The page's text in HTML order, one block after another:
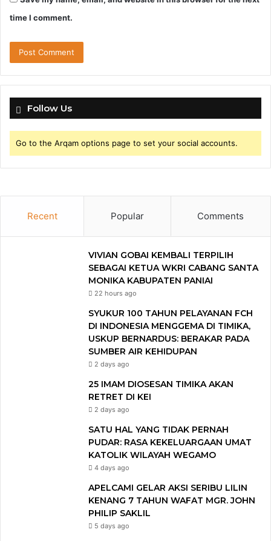
time I comment.
Follow Us
Go to the Arqam options page to set your social accounts.
Recent Popular Comments
VIVIAN GOBAI KEMBALI TERPILIH
SEBAGAI KETUA WKRI CABANG SANTA
MONIKA KABUPATEN PANIAI
22 hours ago
SYUKUR 100 TAHUN PELAYANAN FCH
DI INDONESIA MENGGEMA DI TIMIKA,
USKUP BERNARDUS: BERAKAR PADA
SUMBER AIR KEHIDUPAN
2 days ago
25 IMAM DIOSESAN TIMIKA AKAN
RETRET DI KEI
2 days ago
SATU HAL YANG TIDAK PERNAH
PUDAR: RASA KEKELUARGAAN UMAT
KATOLIK WILAYAH WEGAMO
4 days ago
APELCAMI GELAR AKSI SERIBU LILIN
KENANG 7 TAHUN WAFAT MGR. JOHN
PHILIP SAKLIL
5 days ago